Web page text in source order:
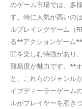
のゲーム市場では、多
す。特に人気が高いの
ルプレイングゲーム（
る**アクションゲーム
開を楽しむ特徴があり
難易度が魅力です。**
と、これらのジャンル
イブディーラーゲーム
ルがプレイヤーを惹き